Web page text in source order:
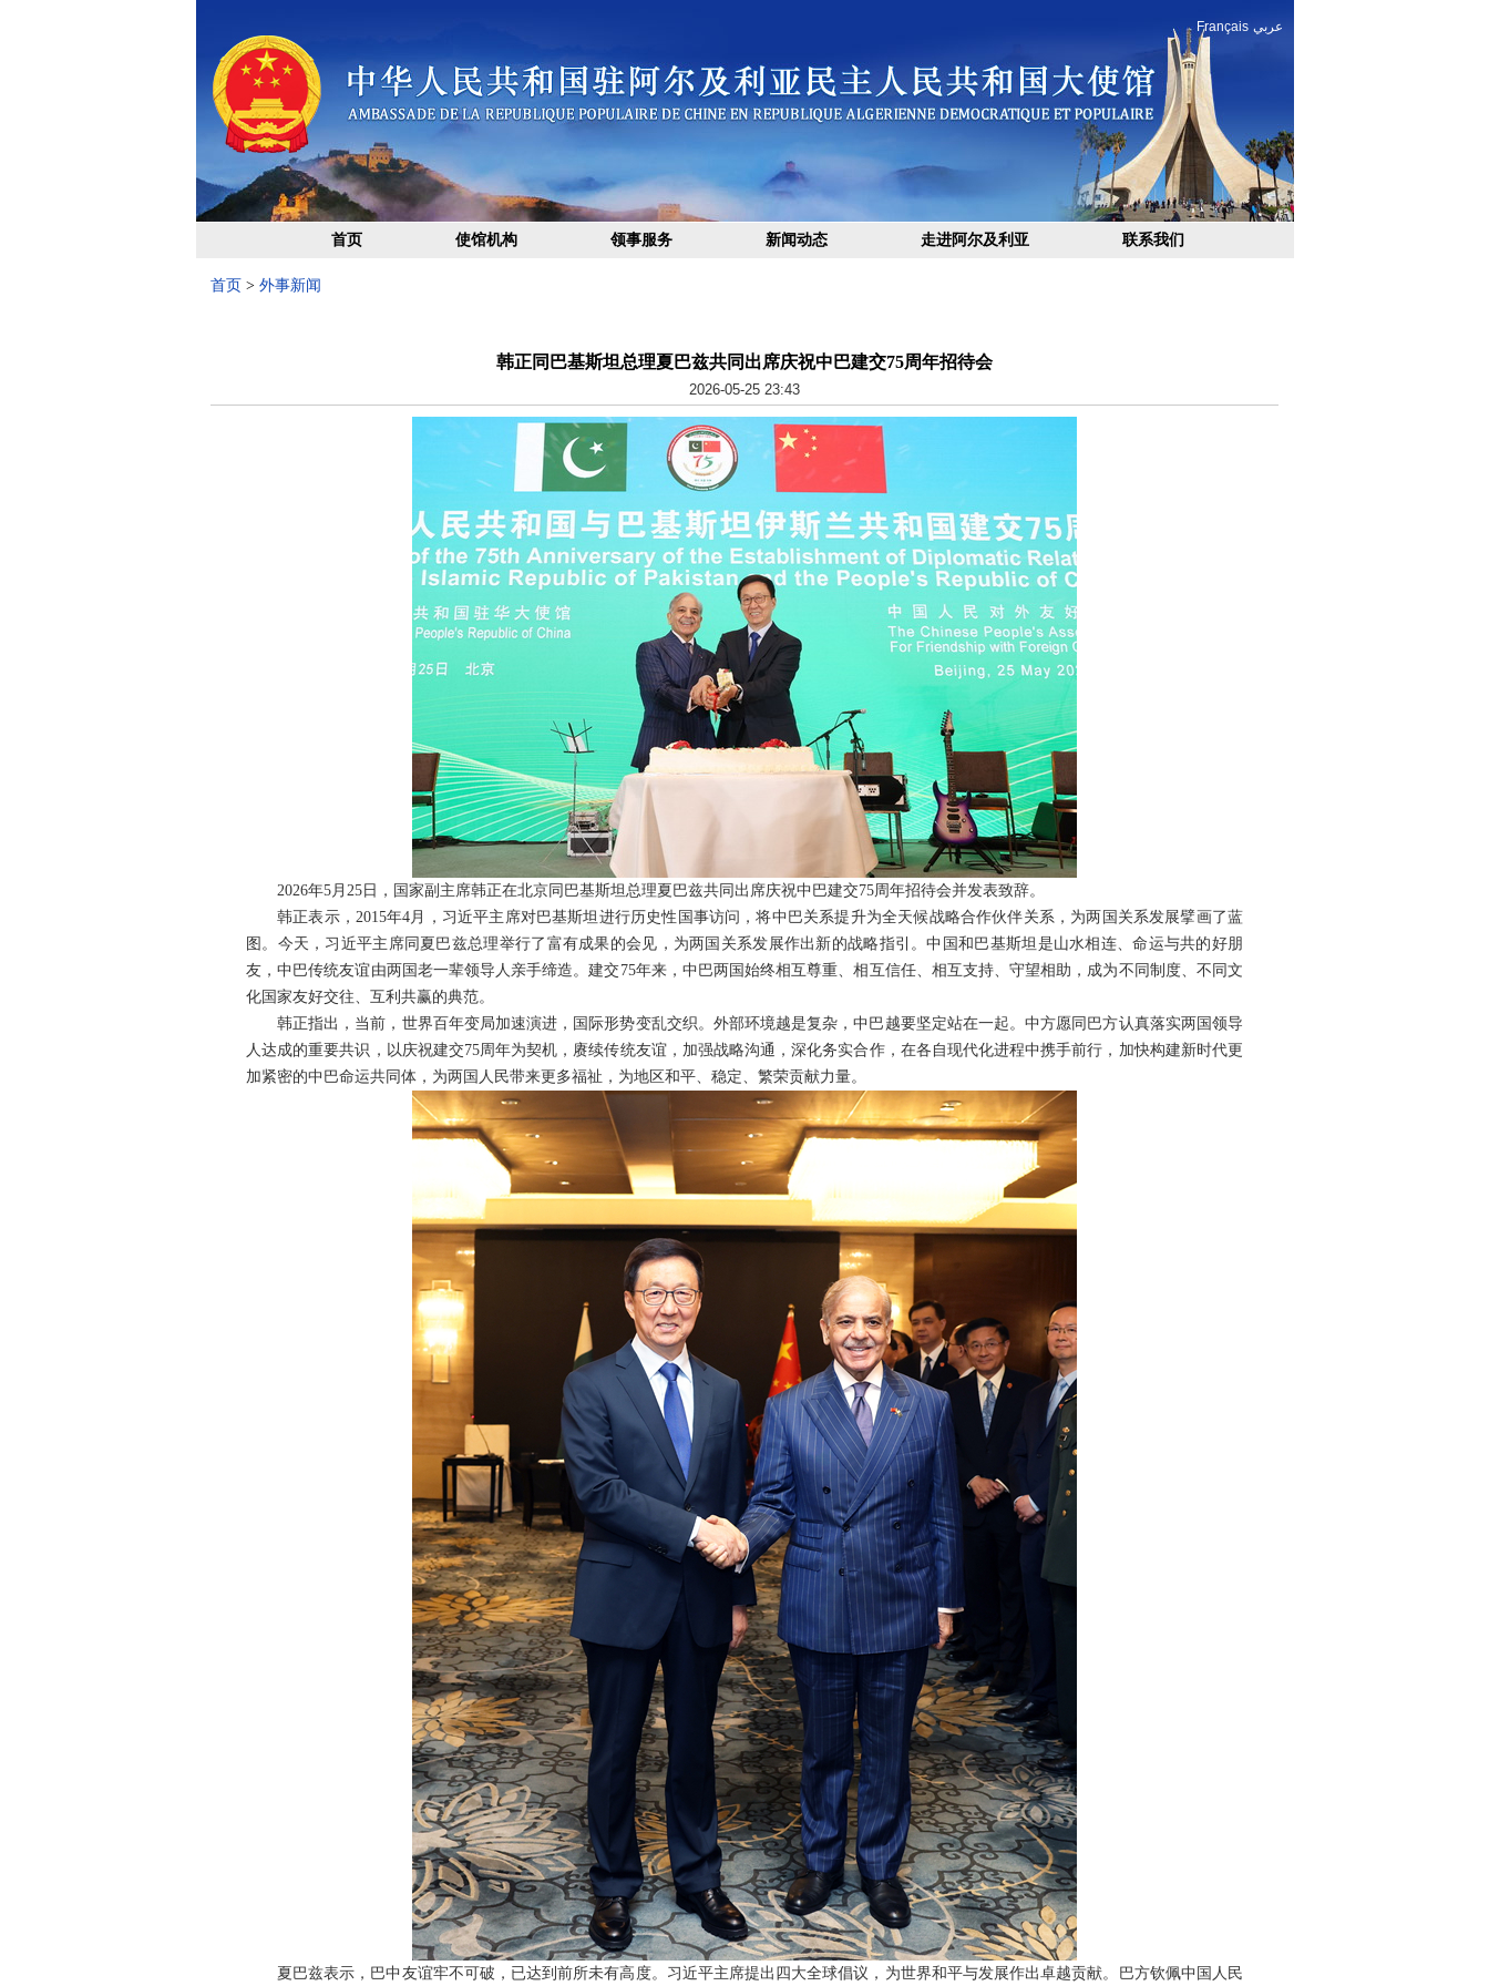
Français عربي
首页 使馆机构 领事服务 新闻动态 走进阿尔及利亚 联系我们
首页 > 外事新闻
韩正同巴基斯坦总理夏巴兹共同出席庆祝中巴建交75周年招待会
2026-05-25 23:43
2026年5月25日，国家副主席韩正在北京同巴基斯坦总理夏巴兹共同出席庆祝中巴建交75周年招待会并发表致辞。
韩正表示，2015年4月，习近平主席对巴基斯坦进行历史性国事访问，将中巴关系提升为全天候战略合作伙伴关系，为两国关系发展擘画了蓝
图。今天，习近平主席同夏巴兹总理举行了富有成果的会见，为两国关系发展作出新的战略指引。中国和巴基斯坦是山水相连、命运与共的好朋
友，中巴传统友谊由两国老一辈领导人亲手缔造。建交75年来，中巴两国始终相互尊重、相互信任、相互支持、守望相助，成为不同制度、不同文
化国家友好交往、互利共赢的典范。
韩正指出，当前，世界百年变局加速演进，国际形势变乱交织。外部环境越是复杂，中巴越要坚定站在一起。中方愿同巴方认真落实两国领导
人达成的重要共识，以庆祝建交75周年为契机，赓续传统友谊，加强战略沟通，深化务实合作，在各自现代化进程中携手前行，加快构建新时代更
加紧密的中巴命运共同体，为两国人民带来更多福祉，为地区和平、稳定、繁荣贡献力量。
夏巴兹表示，巴中友谊牢不可破，已达到前所未有高度。习近平主席提出四大全球倡议，为世界和平与发展作出卓越贡献。巴方钦佩中国人民